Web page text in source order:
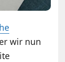
wir nun